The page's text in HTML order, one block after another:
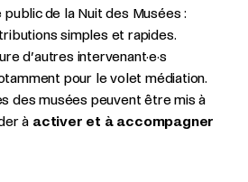
de la Nuit des Musées :
simples et rapides.
d’autres intervenant·e·s
pour le volet médiation.
des musées peuvent être mis à
à activer et à accompagner